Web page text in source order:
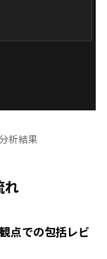
析結果
れ
点での包括レビ